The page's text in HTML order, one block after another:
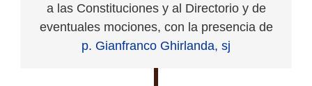
a las Constituciones y al Directorio y de
eventuales mociones, con la presencia de
p. Gianfranco Ghirlanda, sj